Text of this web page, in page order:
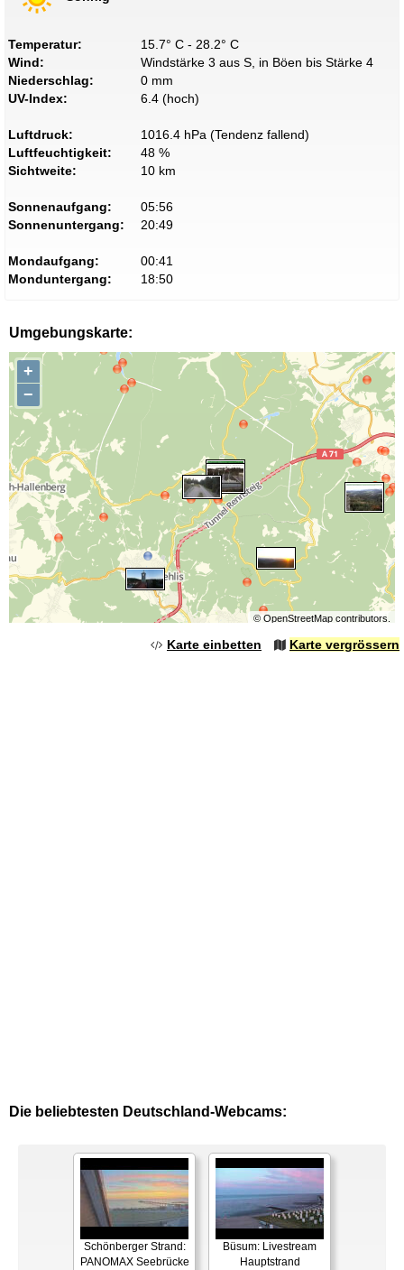
Temperatur:
15.7° C - 28.2° C
Wind:
Windstärke 3 aus S, in Böen bis Stärke 4
Niederschlag:
0 mm
UV-Index:
6.4 (hoch)
Luftdruck:
1016.4 hPa (Tendenz fallend)
Luftfeuchtigkeit:
48 %
Sichtweite:
10 km
Sonnenaufgang:
05:56
Sonnenuntergang:
20:49
Mondaufgang:
00:41
Monduntergang:
18:50
Umgebungskarte:
+
−
© OpenStreetMapcontributors.
Karte einbetten Karte vergrössern
Die beliebtesten Deutschland-Webcams:
Schönberger Strand:
PANOMAX Seebrücke
Büsum: Livestream
Hauptstrand